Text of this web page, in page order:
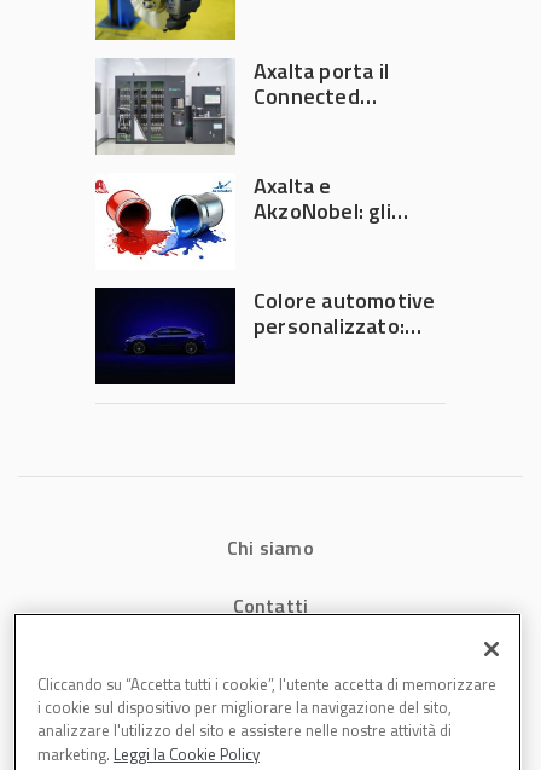
generate dalla
frenata
Axalta porta il
Connected
Automechanika
Frankfurt 2026
Axalta e
AkzoNobel: gli
Colore automotive
personalizzato:
diventa ingegneria
Chi siamo
Contatti
Cookies
Cliccando su “Accetta tutti i cookie”, l'utente accetta di memorizzare
i cookie sul dispositivo per migliorare la navigazione del sito,
analizzare l'utilizzo del sito e assistere nelle nostre attività di
marketing. Leggi la Cookie Policy